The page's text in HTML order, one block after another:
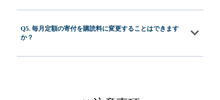
Q5. 毎月定額の寄付を購読料に変更することはできます
か？